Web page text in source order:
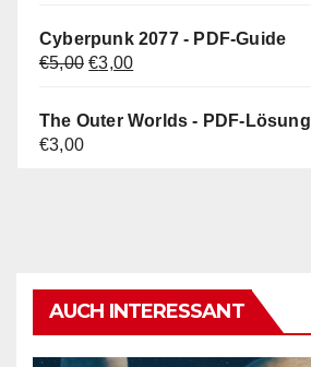
Cyberpunk 2077 - PDF-Guide
€5,00 Ursprünglicher
€3,00Aktueller
ist:
The Outer Worlds - PDF-Lösung
€3,00
AUCH INTERESSANT